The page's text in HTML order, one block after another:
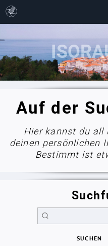
Auf der
Hier kannst du all
deinen persönlichen
Bestimmt ist
SUCHEN